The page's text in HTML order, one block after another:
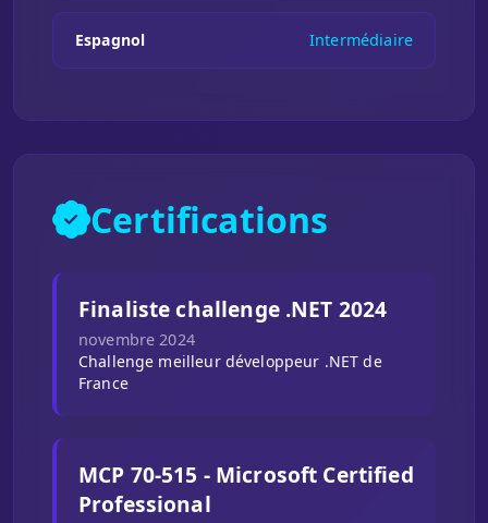
Espagnol Intermédiaire
Certifications
Finaliste challenge .NET 2024
novembre 2024
Challenge meilleur développeur .NET de
France
MCP 70-515 - Microsoft Certified
Professional